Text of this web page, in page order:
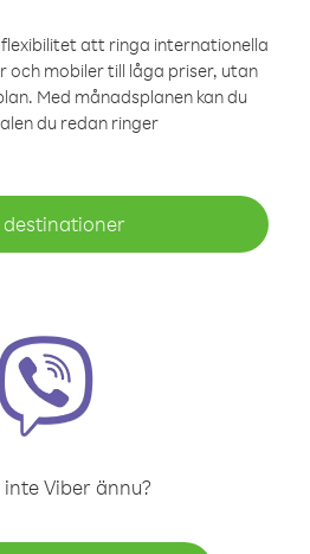
att ringa internationella
och mobiler till låga priser, utan
Med månadsplanen kan du
du redan ringer
destinationer
Viber ännu?